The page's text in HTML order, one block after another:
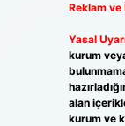
Reklam ve
Yasal
kurum
alan
kurum ve